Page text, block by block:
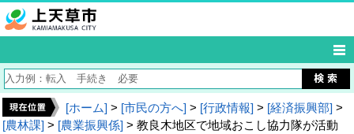
[ホーム] > [市民の方へ] > [行政情報] > [経済振興部] >
[農林課] > [農業振興係] > 教良木地区で地域おこし協力隊が活動